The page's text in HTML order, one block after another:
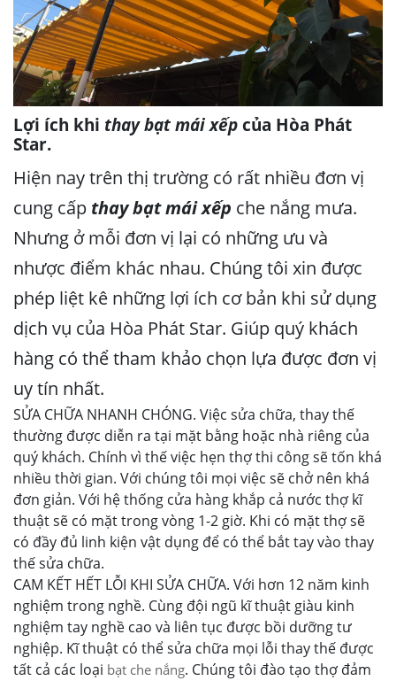
Lợi ích khi thay bạt mái xếp của Hòa Phát
Star.
Hiện nay trên thị trường có rất nhiều đơn vị
cung cấp thay bạt mái xếp che nắng mưa.
Nhưng ở mỗi đơn vị lại có những ưu và
nhược điểm khác nhau. Chúng tôi xin được
phép liệt kê những lợi ích cơ bản khi sử dụng
dịch vụ của Hòa Phát Star. Giúp quý khách
hàng có thể tham khảo chọn lựa được đơn vị
uy tín nhất.
SỬA CHỮA NHANH CHÓNG. Việc sửa chữa, thay thế
thường được diễn ra tại mặt bằng hoặc nhà riêng của
quý khách. Chính vì thế việc hẹn thợ thi công sẽ tốn khá
nhiều thời gian. Với chúng tôi mọi việc sẽ chở nên khá
đơn giản. Với hệ thống cửa hàng khắp cả nước thợ kĩ
thuật sẽ có mặt trong vòng 1-2 giờ. Khi có mặt thợ sẽ
có đầy đủ linh kiện vật dụng để có thể bắt tay vào thay
thế sửa chữa.
CAM KẾT HẾT LỖI KHI SỬA CHỮA. Với hơn 12 năm kinh
nghiệm trong nghề. Cùng đội ngũ kĩ thuật giàu kinh
nghiệm tay nghề cao và liên tục được bồi dưỡng tư
nghiệp. Kĩ thuật có thể sửa chữa mọi lỗi thay thế được
tất cả các loại bạt che nắng. Chúng tôi đào tạo thợ đảm